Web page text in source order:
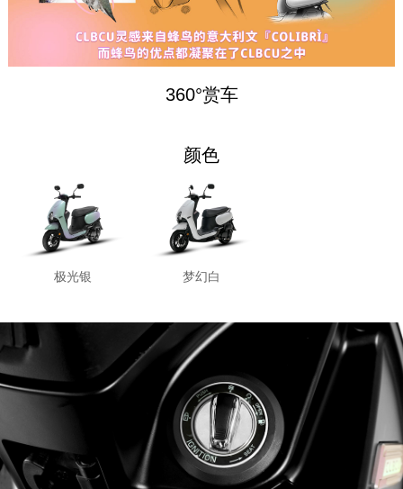
360°赏车
颜色
极光银 梦幻白